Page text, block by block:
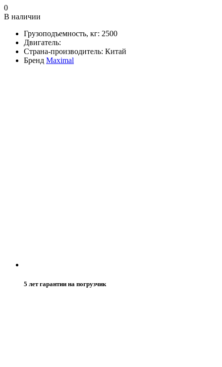
0
В наличии
Грузоподъемность, кг: 2500
Двигатель:
Страна-производитель: Китай
Бренд Maximal
5 лет гарантии на погрузчик